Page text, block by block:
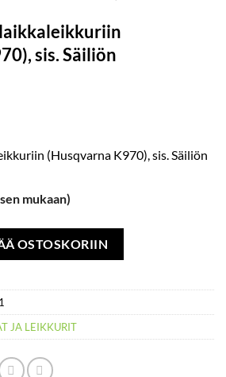
sis. Säiliön
(Husqvarna K970), sis. Säiliön
mukaan)
(Husqvarna K970), sis. Säiliön määrä
OSTOSKORIIN
JA LEIKKURIT